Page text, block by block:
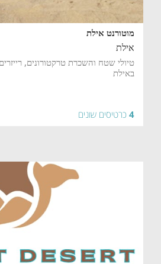
מוטורנט אילת
אילת
טיולי שטח והשכרת טרקטורונים,
באילת
4 כרטיסים שונים